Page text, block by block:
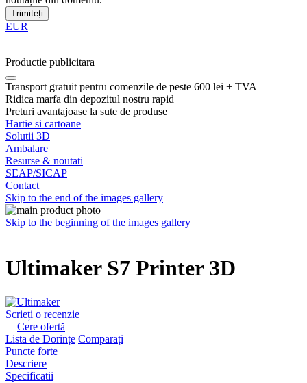
Trimiteți
EUR
Productie publicitara
Transport gratuit pentru comenzile de peste 600 lei + TVA
Ridica marfa din depozitul nostru rapid
Preturi avantajoase la sute de produse
Hartie si cartoane
Solutii 3D
Ambalare
Resurse & noutati
SEAP/SICAP
Contact
Skip to the end of the images gallery
Skip to the beginning of the images gallery
Ultimaker S7 Printer 3D
Scrieți o recenzie
Cere ofertă
Lista de Dorințe Comparați
Puncte forte
Descriere
Specificatii